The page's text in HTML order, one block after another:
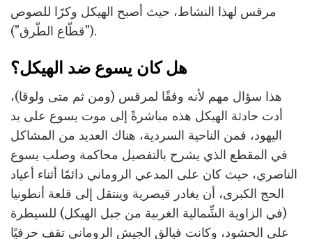
مرقس لهذا النشاط، حيث أصبح الهيكل وكرًا للصوص
("قطّاع الطّرق").
هل كان يسوع ضد الهيكل؟
هذا سؤال مهم لأنه وفقًا لمرقس (ومن ثم متى ولوقا)،
أدت حادثة الهيكل هذه مباشرةً إلى موت يسوع على يد
اليهود، فمن الناحية السردية، هناك العديد من المشاكل
في المقطع الذي يشرح بالتفصيل محاكمة وصلب يسوع
الناصري، حيث كان على المدعي الروماني دائمًا أثناء أعياد
الحج الكبرى، أن يغادر قيصرية وينتقل إلى قلعة أنطونيا
(في الزاوية الشِّمالية الغربية من جبل الهيكل) للسيطرة
على الحشود، وكانت فيالق الجيش الروماني تقف حرفيًا